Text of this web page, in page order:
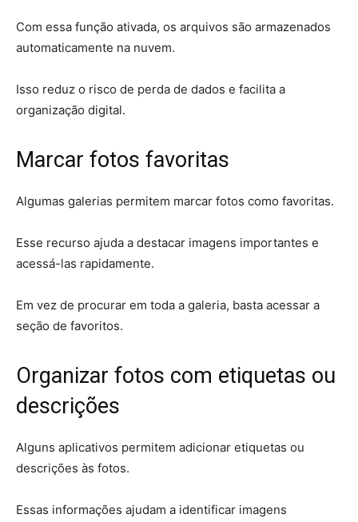
Com essa função ativada, os arquivos são armazenados
automaticamente na nuvem.
Isso reduz o risco de perda de dados e facilita a
organização digital.
Marcar fotos favoritas
Algumas galerias permitem marcar fotos como favoritas.
Esse recurso ajuda a destacar imagens importantes e
acessá-las rapidamente.
Em vez de procurar em toda a galeria, basta acessar a
seção de favoritos.
Organizar fotos com etiquetas ou
descrições
Alguns aplicativos permitem adicionar etiquetas ou
descrições às fotos.
Essas informações ajudam a identificar imagens